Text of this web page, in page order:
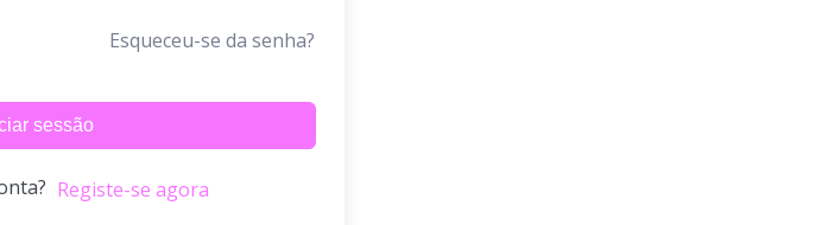
Esqueceu-se da senha?
sessão
Registe-se agora